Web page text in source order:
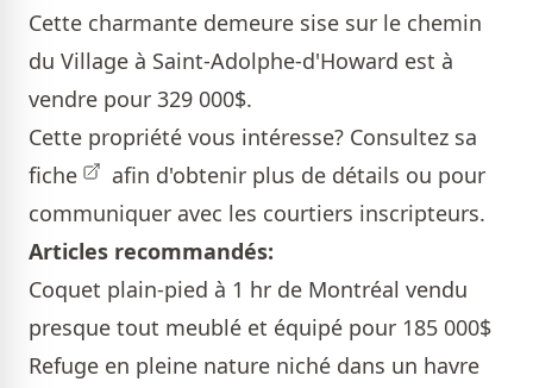
Cette charmante demeure sise sur le chemin
du Village à Saint-Adolphe-d'Howard est à
vendre pour 329 000$.
Cette propriété vous intéresse? Consultez sa
fiche
afin d'obtenir plus de détails ou pour
communiquer avec les courtiers inscripteurs.
Articles recommandés:
Coquet plain-pied à 1 hr de Montréal vendu
presque tout meublé et équipé pour 185 000$
Refuge en pleine nature niché dans un havre